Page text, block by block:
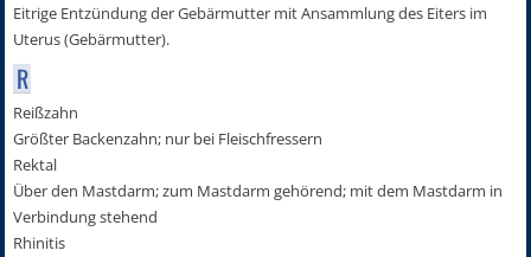
Eitrige Entzündung der Gebärmutter mit Ansammlung des Eiters im
Uterus (Gebärmutter).
R
Reißzahn
Größter Backenzahn; nur bei Fleischfressern
Rektal
Über den Mastdarm; zum Mastdarm gehörend; mit dem Mastdarm in
Verbindung stehend
Rhinitis